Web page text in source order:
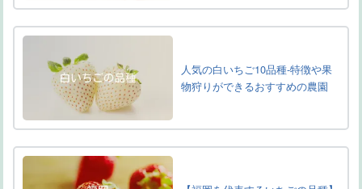
人気の白いちご10品種-特徴や果
物狩りができるおすすめの農園